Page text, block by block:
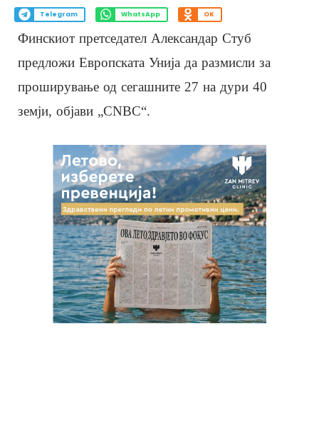
Telegram WhatsApp OK
Финскиот претседател Александар Стуб
предложи Европската Унија да размисли за
проширување од сегашните 27 на дури 40
земји, објави „CNBC“.